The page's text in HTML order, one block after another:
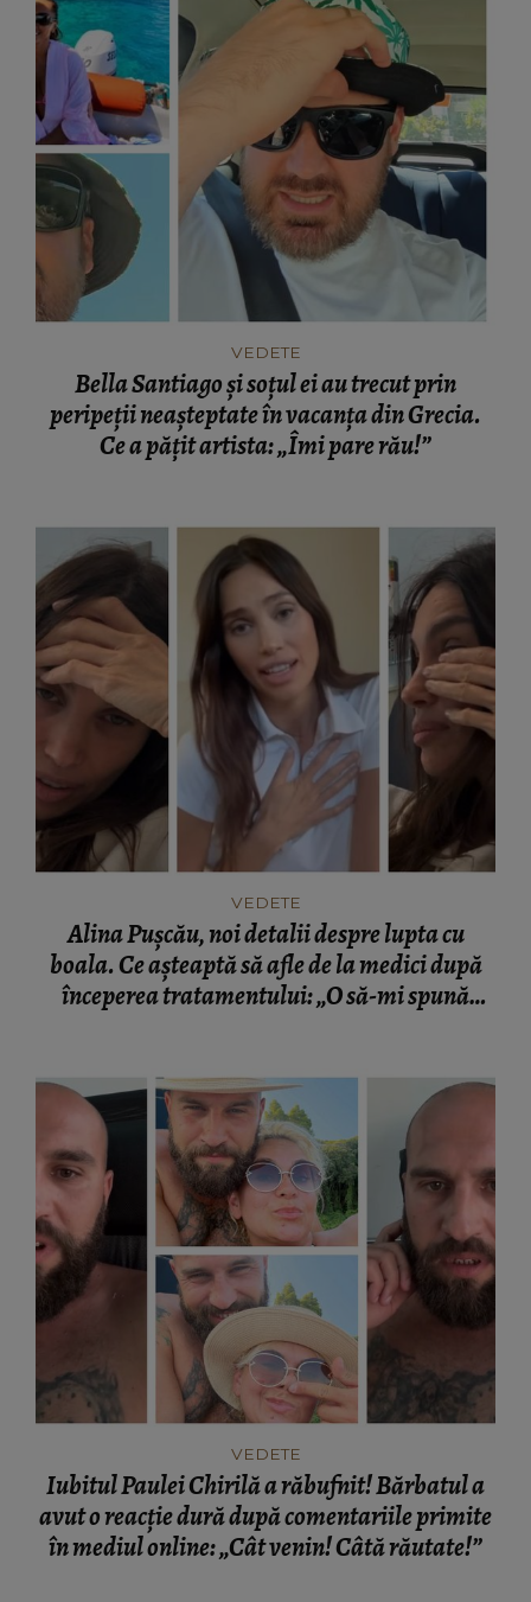
VEDETE
Bella Santiago și soțul ei au trecut prin
peripeții neașteptate în vacanța din Grecia.
Ce a pățit artista: „Îmi pare rău!”
VEDETE
Alina Pușcău, noi detalii despre lupta cu
boala. Ce așteaptă să afle de la medici după
începerea tratamentului: „O să-mi spună
VEDETE
Iubitul Paulei Chirilă a răbufnit! Bărbatul a
avut o reacție dură după comentariile primite
în mediul online: „Cât venin! Câtă răutate!”